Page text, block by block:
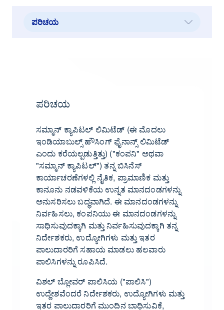
ಪರಿಚಯ
ದಾಖಲೆ ನಿರ್ವಹಣೆ
ಪರಿಚಯ
ಸಮ್ಮಾನ್ ಕ್ಯಾಪಿಟಲ್ ಲಿಮಿಟೆಡ್ (ಈ ಮೊದಲು
ಇಂಡಿಯಾಬುಲ್ಸ್ ಹೌಸಿಂಗ್ ಫೈನಾನ್ಸ್ ಲಿಮಿಟೆಡ್
ಎಂದು ಕರೆಯಲ್ಪಡುತ್ತಿತ್ತು) ("ಕಂಪನಿ" ಅಥವಾ
"ಸಮ್ಮಾನ್ ಕ್ಯಾಪಿಟಲ್") ತನ್ನ ಬಿಸಿನೆಸ್
ಕಾರ್ಯಾಚರಣೆಗಳಲ್ಲಿ ನೈತಿಕ, ಪ್ರಾಮಾಣಿಕ ಮತ್ತು
ಕಾನೂನು ನಡವಳಿಕೆಯ ಉನ್ನತ ಮಾನದಂಡಗಳನ್ನು
ಅನುಸರಿಸಲು ಬದ್ಧವಾಗಿದೆ. ಈ ಮಾನದಂಡಗಳನ್ನು
ನಿರ್ವಹಿಸಲು, ಕಂಪನಿಯು ಈ ಮಾನದಂಡಗಳನ್ನು
ಸಾಧಿಸುವುದಕ್ಕಾಗಿ ಮತ್ತು ನಿರ್ವಹಿಸುವುದಕ್ಕಾಗಿ ತನ್ನ
ನಿರ್ದೇಶಕರು, ಉದ್ಯೋಗಿಗಳು ಮತ್ತು ಇತರ
ಪಾಲುದಾರರಿಗೆ ಸಹಾಯ ಮಾಡಲು ಹಲವಾರು
ಪಾಲಿಸಿಗಳನ್ನು ರೂಪಿಸಿದೆ.
ವಿಶಲ್ ಬ್ಲೋವರ್ ಪಾಲಿಸಿಯ ("ಪಾಲಿಸಿ")
ಉದ್ದೇಶವೆಂದರೆ ನಿರ್ದೇಶಕರು, ಉದ್ಯೋಗಿಗಳು ಮತ್ತು
ಇತರ ಪಾಲುದಾರರಿಗೆ ಮುಂದಿನ ಬಾಧಿಸುವಿಕೆ,